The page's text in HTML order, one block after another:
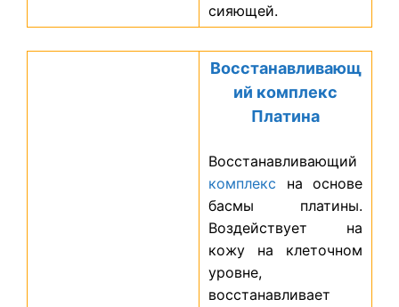
сияющей.
Восстанавливающ
ий комплекс
Платина
Восстанавливающий
комплекс на основе
басмы платины.
Воздействует на
кожу на клеточном
уровне,
восстанавливает